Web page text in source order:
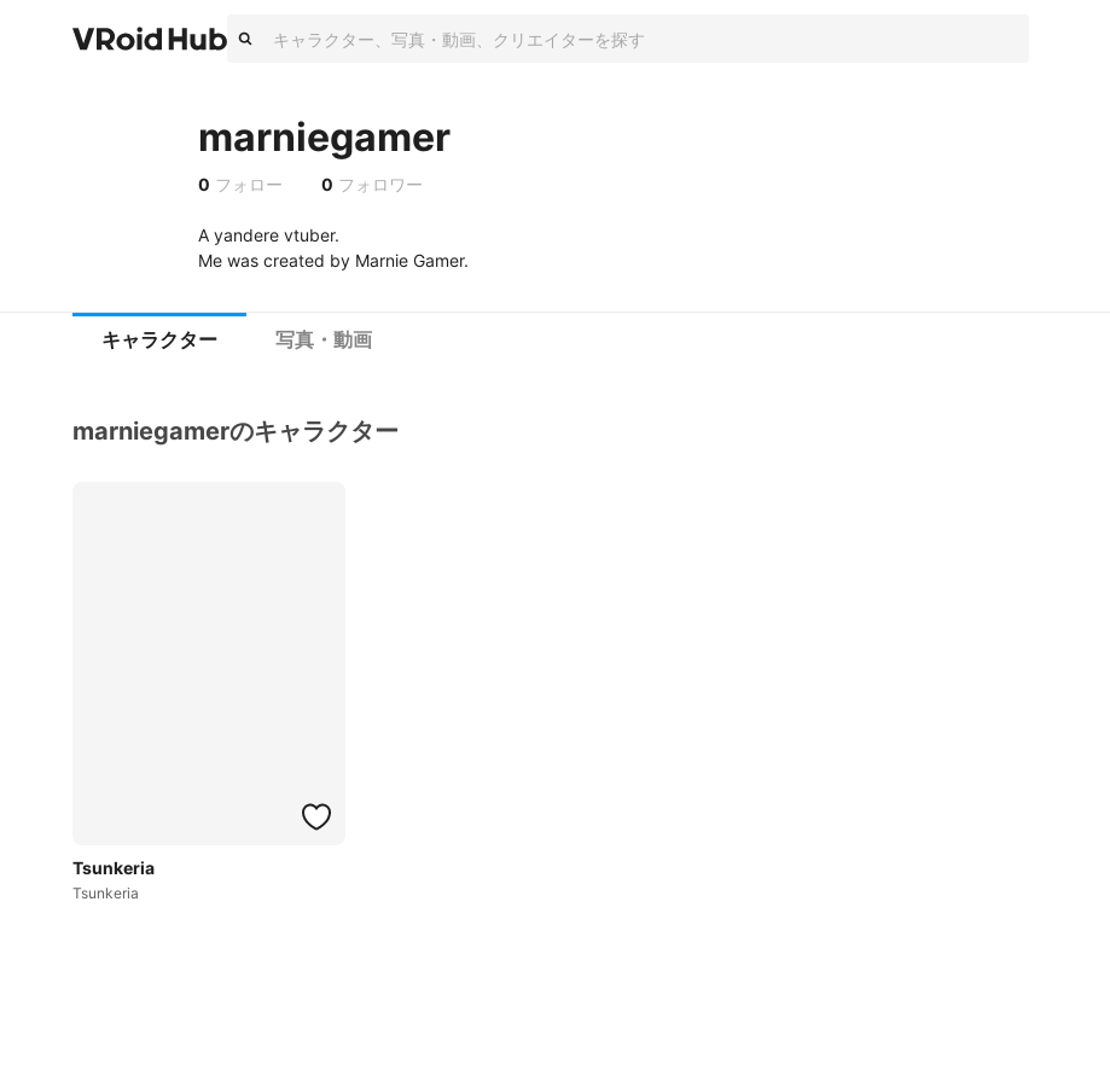
marniegamer
0 フォロー 0 フォロワー
A yandere vtuber.
Me was created by Marnie Gamer.
キャラクター 写真・動画
marniegamerのキャラクター
Tsunkeria
Tsunkeria